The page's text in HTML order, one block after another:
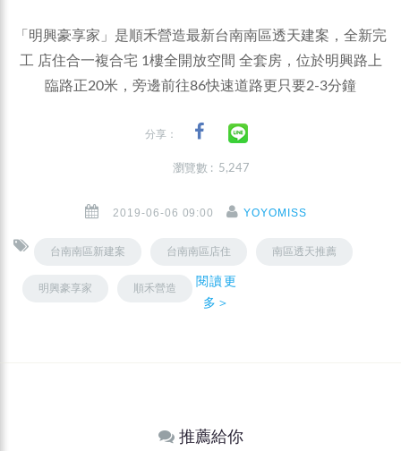
「明興豪享家」是順禾營造最新台南南區透天建案，全新完
工 店住合一複合宅 1樓全開放空間 全套房，位於明興路上
臨路正20米，旁邊前往86快速道路更只要2-3分鐘
分享：
瀏覽數 : 5,247
2019-06-06 09:00 YOYOMISS
台南南區新建案 台南南區店住 南區透天推薦
明興豪享家 順禾營造
閱讀更
多＞
推薦給你